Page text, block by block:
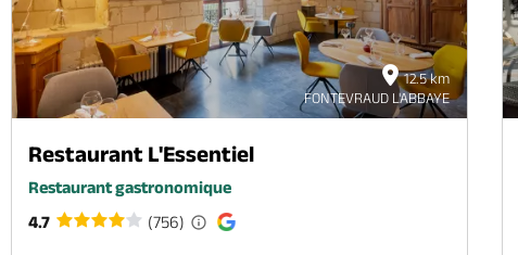
12.5 km
FONTEVRAUD L'ABBAYE
Restaurant L'Essentiel
Restaurant gastronomique
4.7
(756)